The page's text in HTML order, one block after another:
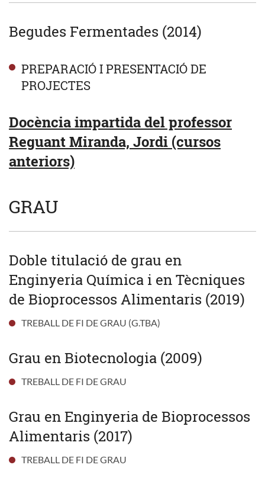
Begudes Fermentades (2014)
PREPARACIÓ I PRESENTACIÓ DE
PROJECTES
Docència impartida del professor
Reguant Miranda, Jordi (cursos
anteriors)
GRAU
Doble titulació de grau en
Enginyeria Química i en Tècniques
de Bioprocessos Alimentaris (2019)
TREBALL DE FI DE GRAU (G.TBA)
Grau en Biotecnologia (2009)
TREBALL DE FI DE GRAU
Grau en Enginyeria de Bioprocessos
Alimentaris (2017)
TREBALL DE FI DE GRAU